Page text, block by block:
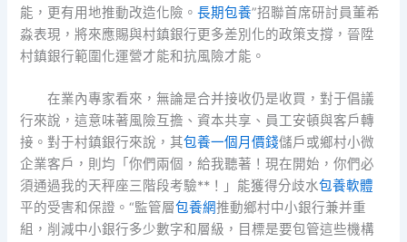
能，更有用地推動改造化險。長期包養”招聯首席研討員董希
淼表現，將來應賜與村鎮銀行更多差別化的政策支撐，晉陞
村鎮銀行範圍化運營才能和抗風險才能。
在業內專家看來，無論是合并接收仍是收買，對于倡議
行來說，這意味著風險互擔、資本共享、員工安頓與客戶轉
接。對于村鎮銀行來說，其包養一個月價錢儲戶或鄉村小微
企業客戶，則均「你們兩個，給我聽著！現在開始，你們必
須通過我的天秤座三階段考驗**！」能獲得分歧水包養軟體
平的受害和保證。“監管層包養網推動鄉村中小銀行兼并重
組，削減中小銀行多少數字和層級，目標是要包管這些機構